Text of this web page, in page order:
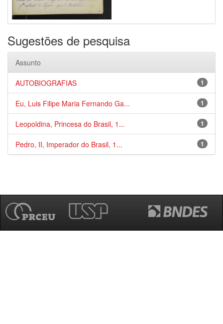
Sugestões de pesquisa
Assunto
1
AUTOBIOGRAFIAS
1
Eu, Luis Filipe Maria Fernando Ga...
1
Leopoldina, Princesa do Brasil, 1...
1
Pedro, II, Imperador do Brasil, 1...